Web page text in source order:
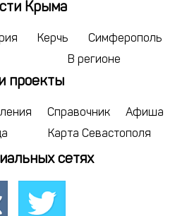
Крыма
Керчь
Симферополь
В регионе
проекты
Справочник
Афиша
Карта Севастополя
сетях